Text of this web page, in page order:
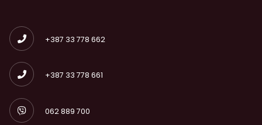
+387 33 778 662
+387 33 778 661
062 889 700